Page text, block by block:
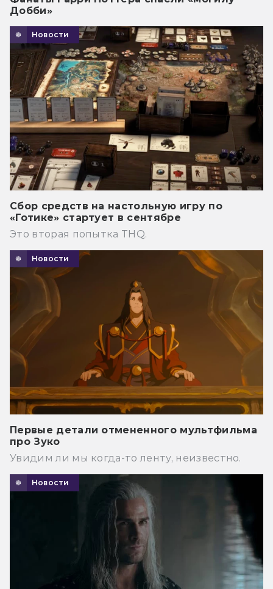
Добби»
Новости
Сбор средств на настольную игру по
«Готике» стартует в сентябре
Это вторая попытка THQ.
Новости
Первые детали отмененного мультфильма
про Зуко
Увидим ли мы когда-то ленту, неизвестно.
Новости